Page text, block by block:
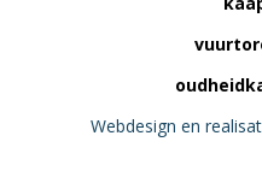
Webdesign en